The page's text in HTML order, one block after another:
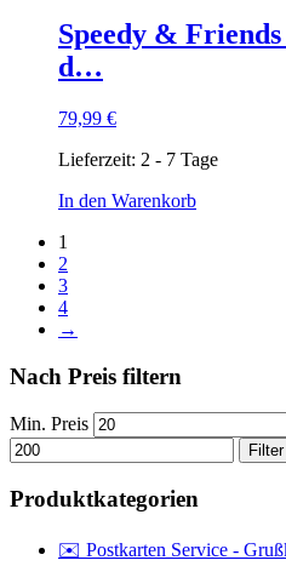
Speedy &
d…
79,99 €
Lieferzeit: 2 - 7 Tage
In den Warenkorb
1
2
3
4
→
Nach Preis filtern
Min. Preis
Filter
Produktkategorien
✉️ Postkarten Service -